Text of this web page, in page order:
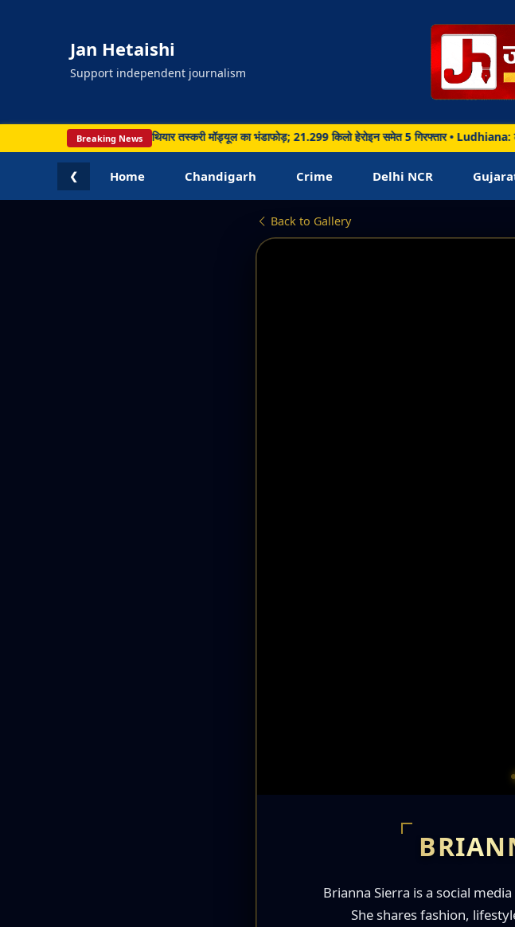
Jan Hetaishi
Support independent journalism
Breaking News
कार्रवाई, सीमा पार नशा और हथियार तस्करी मॉड्यूल का भंडाफोड़; 21.299 किलो हेरोइन समेत 5 गिरफ्तार • Ludhiana:
❮ Home Chandigarh Crime Delhi NCR
Back to Gallery
Brianna Sierra is a social
She shares fashion,